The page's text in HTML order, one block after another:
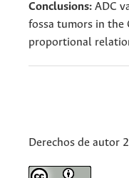
Conclusions: ADC
fossa tumors in the
proportional
Derechos de autor